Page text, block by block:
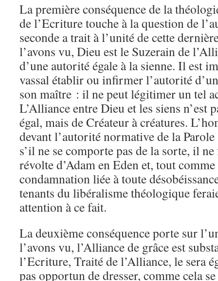
La première conséquence de la
de l’Ecriture touche à la question de
seconde a trait à l’unité de cette
l’avons vu, Dieu est le Suzerain de
d’une autorité égale à la sienne. Il est
vassal établir ou infirmer l’autorité
son maître : il ne peut légitimer un tel
L’Alliance entre Dieu et les siens n’est
égal, mais de Créateur à créatures.
devant l’autorité normative de la
s’il ne se comporte pas de la sorte, il
révolte d’Adam en Eden et, tout
condamnation liée à toute
tenants du libéralisme théologique
attention à ce fait.
La deuxième conséquence porte sur
l’avons vu, l’Alliance de grâce est
l’Ecriture, Traité de l’Alliance, le sera
pas opportun de dresser, comme cela